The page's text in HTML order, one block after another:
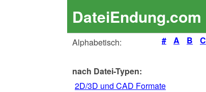
DateiEndung.com
Alphabetisch:
# A B C
nach Datei-Typen:
2D/3D und CAD Formate